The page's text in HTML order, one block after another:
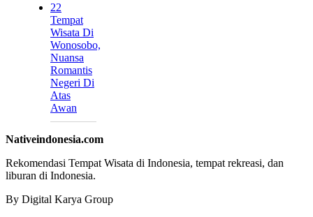
22
Tempat
Wisata Di
Wonosobo,
Nuansa
Romantis
Negeri Di
Atas
Awan
Nativeindonesia.com
Rekomendasi Tempat Wisata di Indonesia, tempat rekreasi, dan
liburan di Indonesia.
By Digital Karya Group